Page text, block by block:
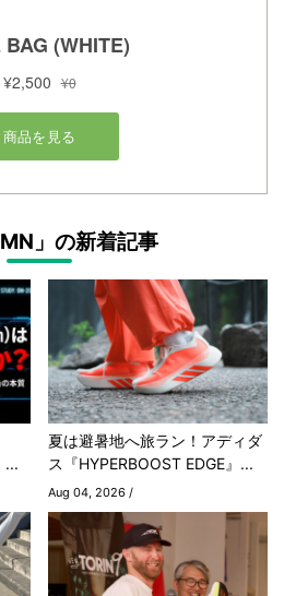
」の新着記事
...
夏は避暑地へ旅ラン！アディダ
ス『HYPERBOOST EDGE』...
Aug 04, 2026 /